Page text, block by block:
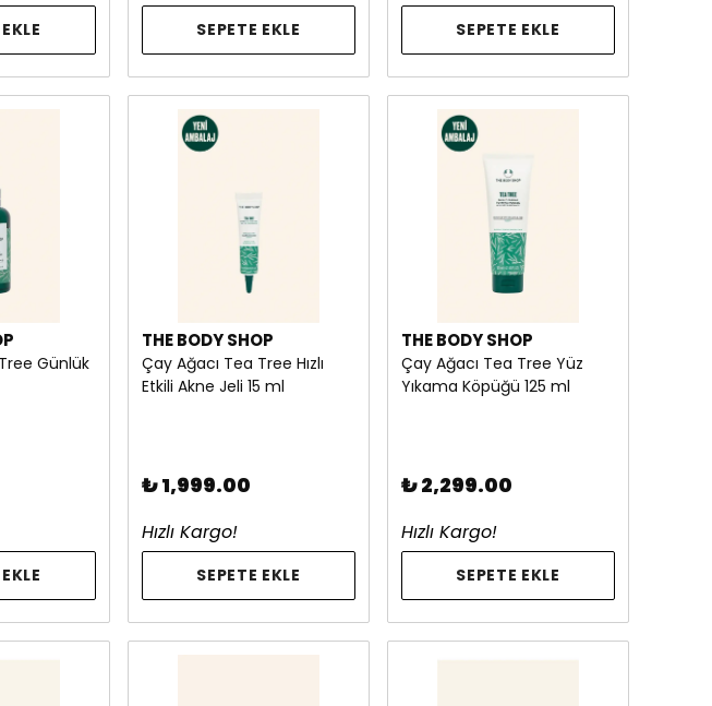
SEPETE EKLE SEPETE EKLE
Günlük
THE BODY SHOP
Çay Ağacı Tea Tree Hızlı
Etkili Akne Jeli 15 ml
₺ 1,999.00
Hızlı Kargo!
SEPETE EKLE
THE BODY SHOP
Çay Ağacı Tea Tree Yüz
Yıkama Köpüğü 125 ml
₺ 2,299.00
Hızlı Kargo!
SEPETE EKLE